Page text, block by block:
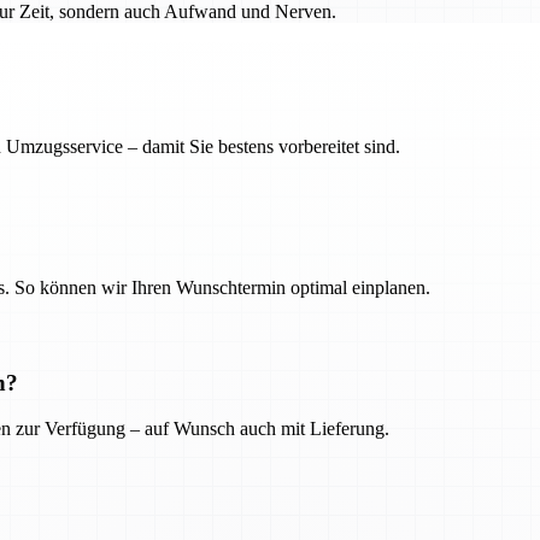
Zeit, sondern auch Aufwand und Nerven.
– damit Sie bestens vorbereitet sind.
So können wir Ihren Wunschtermin optimal einplanen.
zur Verfügung – auf Wunsch auch mit Lieferung.